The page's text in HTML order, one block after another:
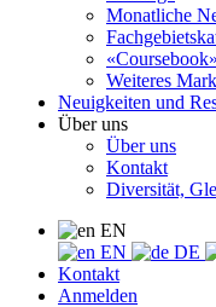
Monatliche
Weiteres
Neuigkeiten und
Über uns
Über uns
Kontakt
Diversität,
EN
EN
DE
Kontakt
Anmelden